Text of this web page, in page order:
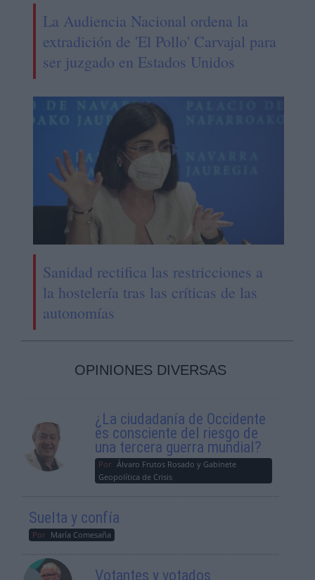
La Audiencia Nacional ordena la
extradición de 'El Pollo' Carvajal para
ser juzgado en Estados Unidos
Sanidad rectifica las restricciones a
la hostelería tras las críticas de las
autonomías
OPINIONES DIVERSAS
¿La ciudadanía de Occidente
es consciente del riesgo de
una tercera guerra mundial?
Por Álvaro Frutos Rosado y Gabinete
Geopolítica de Crisis
Suelta y confía
Por María Comesaña
Votantes y votados